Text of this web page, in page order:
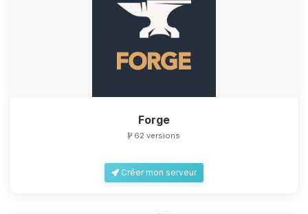
Forge
62 versions
Créer mon serveur